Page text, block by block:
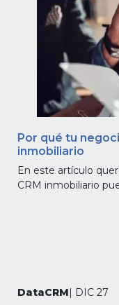
Por qué tu
inmobiliario
En este artículo
CRM inmobiliario
DataCRM| DIC 27